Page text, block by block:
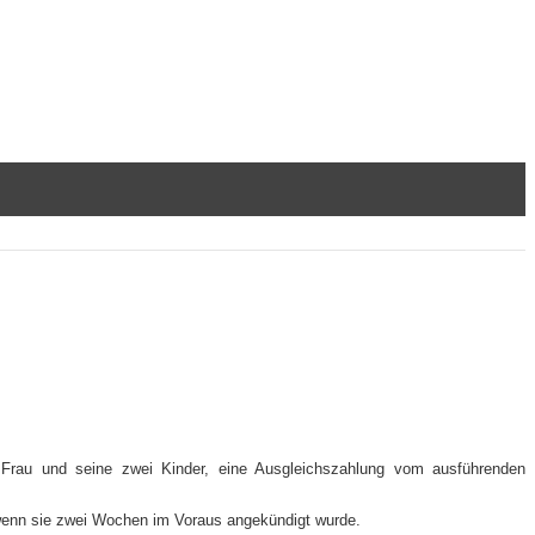
und seine zwei Kinder, eine Ausgleichszahlung vom ausführenden
sie zwei Wochen im Voraus angekündigt wurde.